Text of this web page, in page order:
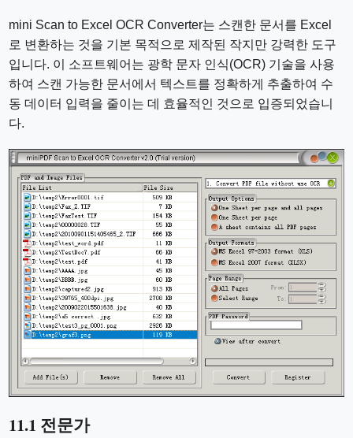
mini Scan to Excel OCR Converter는 스캔한 문서를 Excel
로 변환하는 것을 기본 목적으로 제작된 작지만 강력한 도구
입니다. 이 소프트웨어는 광학 문자 인식(OCR) 기술을 사용
하여 스캔 가능한 문서에서 텍스트를 정확하게 추출하여 수
동 데이터 입력을 줄이는 데 효율적인 것으로 입증되었습니
다.
11.1 전문가